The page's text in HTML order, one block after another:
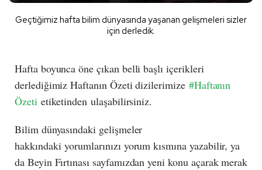
Geçtiğimiz hafta bilim dünyasında yaşanan gelişmeleri sizler
için derledik.
Hafta boyunca öne çıkan belli başlı içerikleri
derlediğimiz Haftanın Özeti dizilerimize #Haftanın
Özeti etiketinden ulaşabilirsiniz.
Bilim dünyasındaki gelişmeler
hakkındaki yorumlarınızı yorum kısmına yazabilir, ya
da Beyin Fırtınası sayfamızdan yeni konu açarak merak